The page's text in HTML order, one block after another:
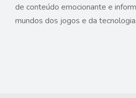
de conteúdo emocionante e
mundos dos jogos e da tecnologia.